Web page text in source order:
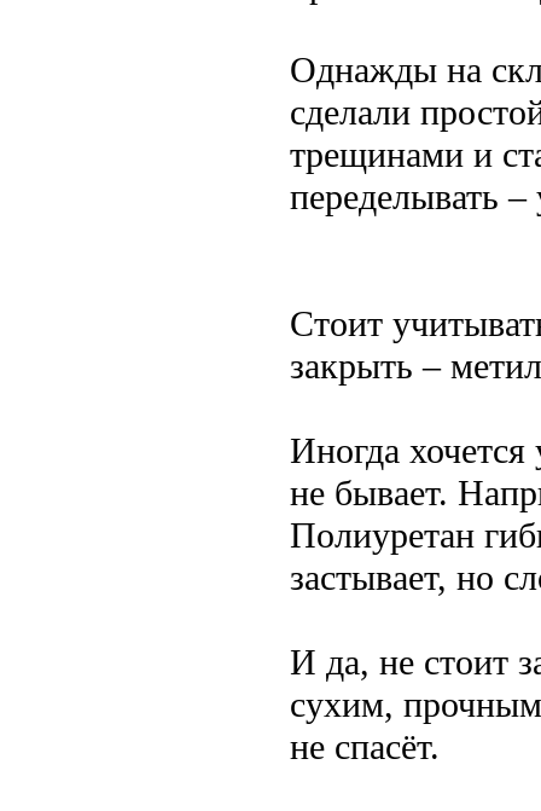
Однажды на
сделали
трещинами и
переделывать
Стоит
закрыть –
Иногда
не бывает.
Полиуретан
застывает, но
И да, не стоит
сухим,
не спасёт.